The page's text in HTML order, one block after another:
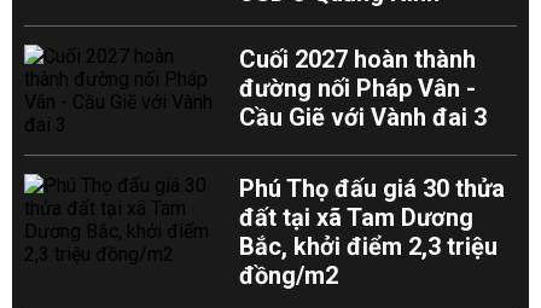
Cuối 2027 hoàn thành
đường nối Pháp Vân -
Cầu Giẽ với Vành đai 3
Phú Thọ đấu giá 30 thửa
đất tại xã Tam Dương
Bắc, khởi điểm 2,3 triệu
đồng/m2